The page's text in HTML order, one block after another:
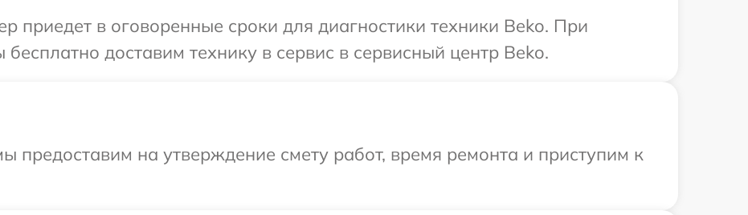
приедет в оговоренные сроки для диагностики техники Beko. При
доставим технику в сервис в сервисный центр Beko.
предоставим на утверждение смету работ, время ремонта и приступим к